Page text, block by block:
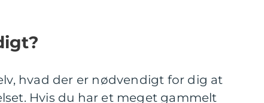
hvad der er nødvendigt for dig at
Hvis du har et meget gammelt